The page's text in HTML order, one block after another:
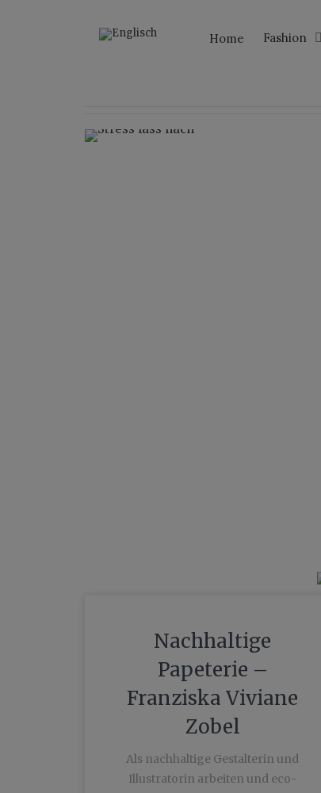
Home Fashion
Nachhaltige
Papeterie –
Franziska Viviane
Zobel
Als nachhaltige Gestalterin und
Illustratorin arbeiten und eco-